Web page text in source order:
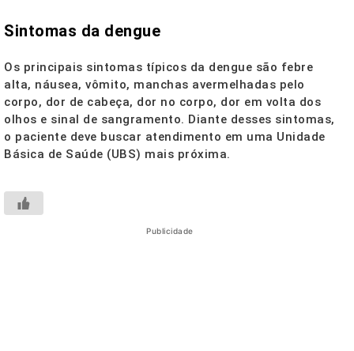
Sintomas da dengue
Os principais sintomas típicos da dengue são febre
alta, náusea, vômito, manchas avermelhadas pelo
corpo, dor de cabeça, dor no corpo, dor em volta dos
olhos e sinal de sangramento. Diante desses sintomas,
o paciente deve buscar atendimento em uma Unidade
Básica de Saúde (UBS) mais próxima.
Publicidade